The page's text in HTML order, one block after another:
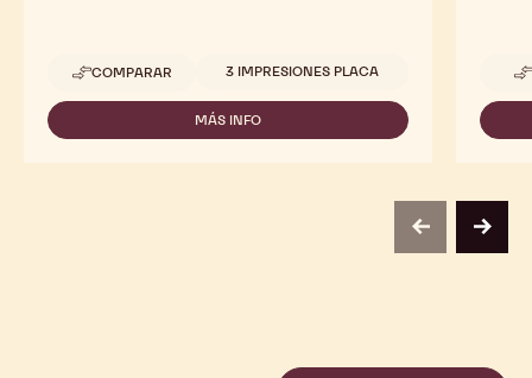
COMPARAR
-
MOLDE
TABLETA
Tamaños disponibles
3 IMPRESIONES PLACA
MÁS INFO
-
previousnext